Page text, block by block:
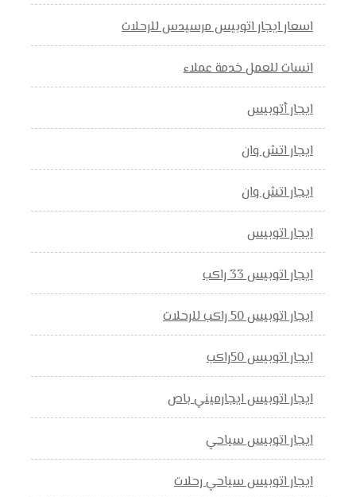
اسعار ايجار اتوبيس مرسيدس للرحلات
انسات للعمل خدمة عملاء
ايجار أتوبيس
ايجار اتش وان
ايجار اتش وان
ايجار اتوبيس
ايجار اتوبيس 33 راكب
ايجار اتوبيس 50 راكب للرحلات
ايجار اتوبيس 50راكب
ايجار اتوبيس ايجارميني باص
ايجار اتوبيس سياحي
ايجار اتوبيس سياحي رحلات